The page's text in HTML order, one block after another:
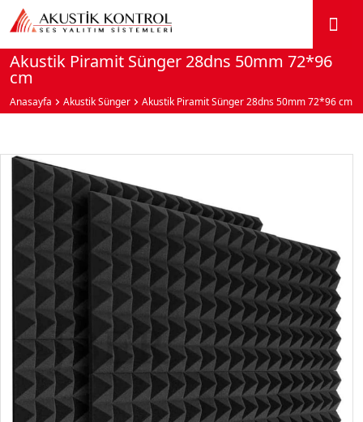
Akustik Piramit Sünger 28dns 50mm 72*96
cm
Anasayfa Akustik Sünger Akustik Piramit Sünger 28dns 50mm 72*96 cm